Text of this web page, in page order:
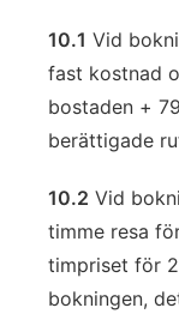
10.1 Vid
fast kostnad
bostaden +
berättigade
10.2 Vid
timme resa
timpriset för
bokningen,